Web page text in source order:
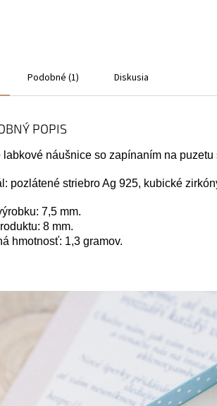
Podobné (1) Diskusia
POPIS
labkové náušnice so zapínaním na
pozlátené striebro Ag 925, kubické
7,5 mm.
8 mm.
hmotnosť: 1,3 gramov.